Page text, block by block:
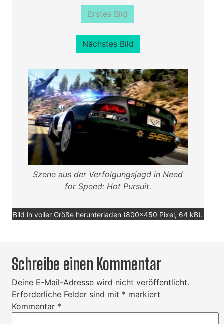
Erstes Bild
Nächstes Bild
Szene aus der Verfolgungsjagd in Need
for Speed: Hot Pursuit.
Bild in voller Größe herunterladen (800x450 Pixel, 64 kB).
Schreibe einen Kommentar
Deine E-Mail-Adresse wird nicht veröffentlicht.
Erforderliche Felder sind mit * markiert
Kommentar *